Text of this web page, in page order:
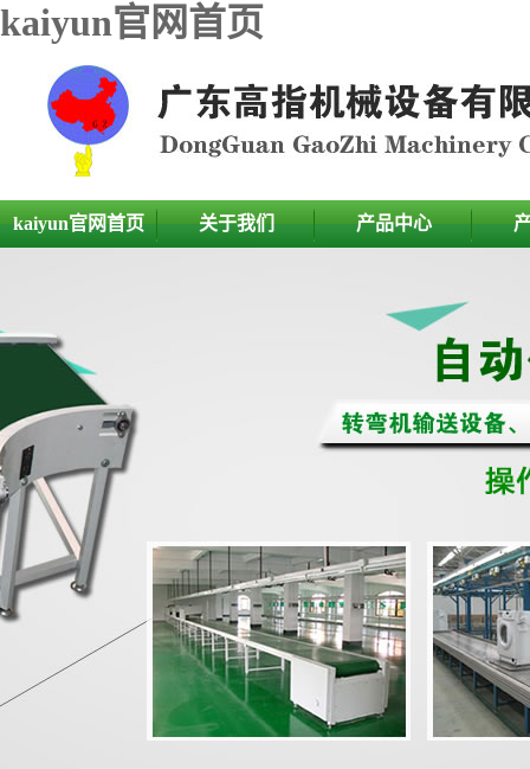
kaiyun官网首页
kaiyun官网首页 关于我们 产品中心